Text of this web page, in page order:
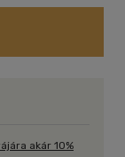
akár 10%